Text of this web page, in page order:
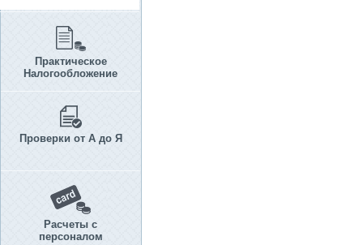
Практическое
Налогообложение
Проверки от А до Я
Расчеты с
персоналом